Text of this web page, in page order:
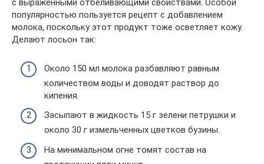
с выраженными отбеливающими свойствами. Особой
популярностью пользуется рецепт с добавлением
молока, поскольку этот продукт тоже осветляет кожу.
Делают лосьон так:
Около 150 мл молока разбавляют равным
количеством воды и доводят раствор до
кипения.
Засыпают в жидкость 15 г зелени петрушки и
около 30 г измельченных цветков бузины.
На минимальном огне томят состав на